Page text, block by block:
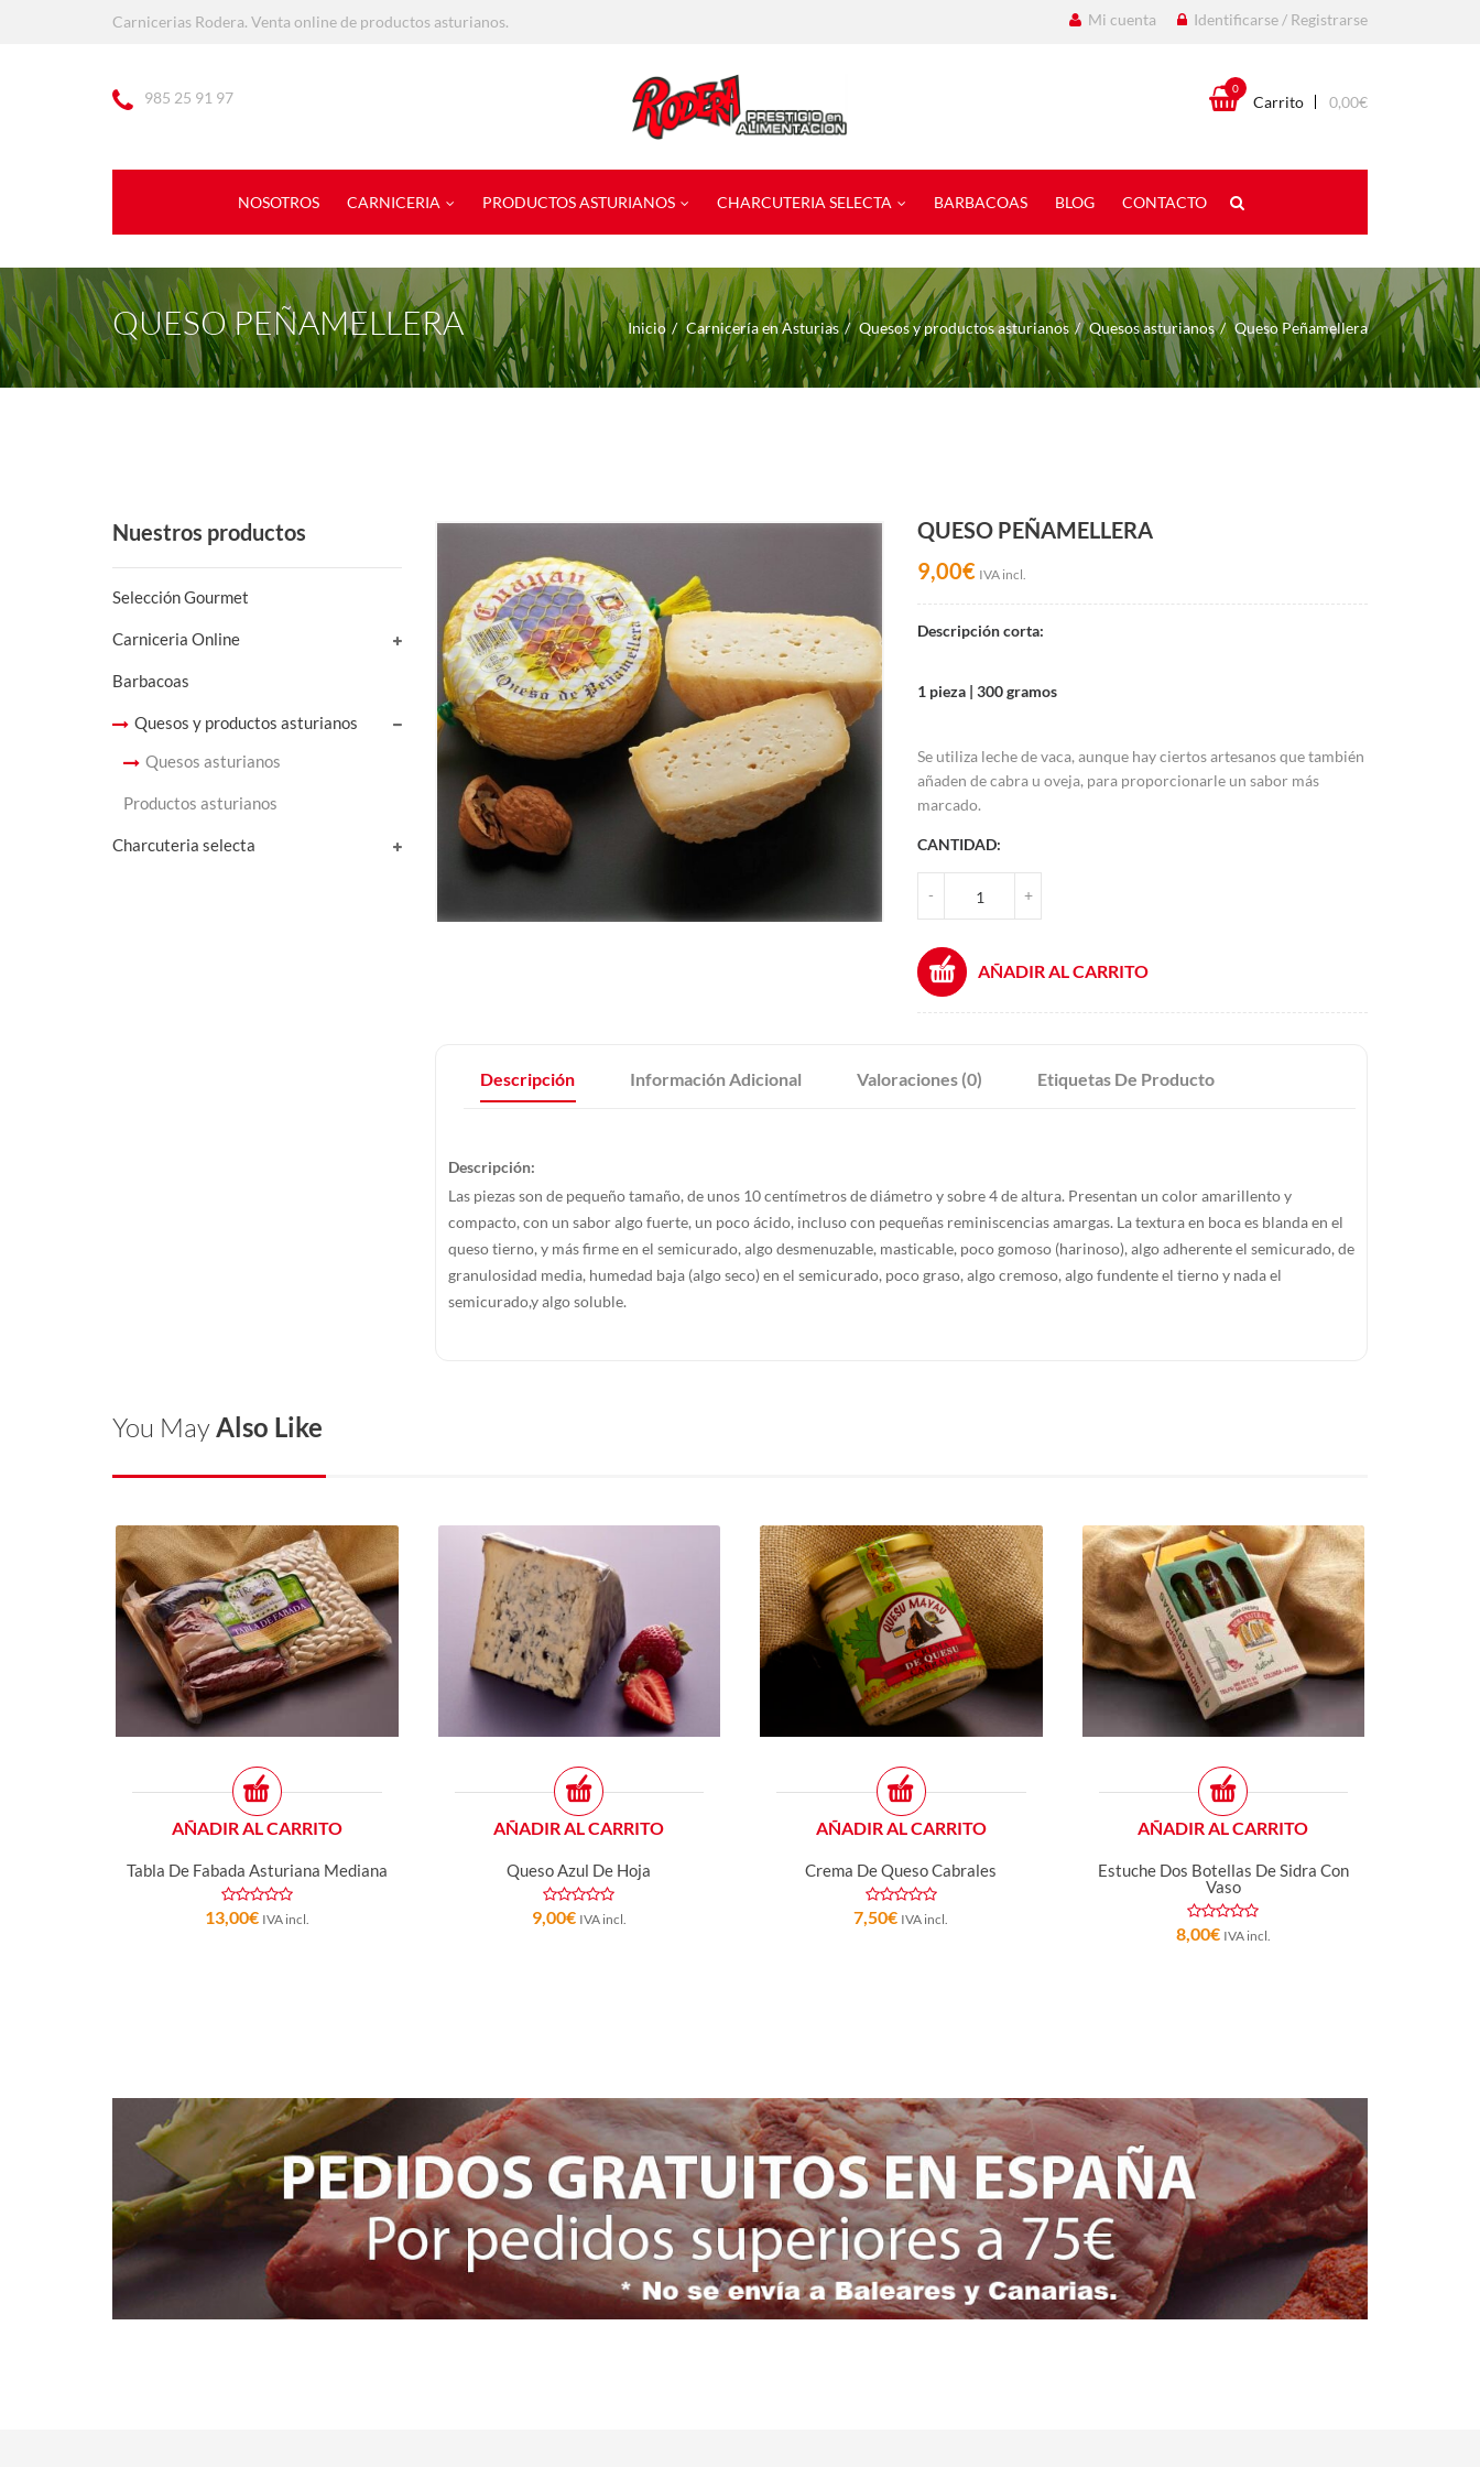
Carnicerias Rodera. Venta online de productos asturianos. Mi cuenta Identificarse / Registrarse
985 25 91 97 0
Carrito 0,00€
NOSOTROS CARNICERIA PRODUCTOS ASTURIANOS CHARCUTERIA SELECTA BARBACOAS BLOG CONTACTO
QUESO PEÑAMELLERA Inicio Carnicería en Asturias Quesos y productos asturianos Quesos asturianos Queso Peñamellera
QUESO PEÑAMELLERA
9,00€ IVA incl.
Descripción corta:
1 pieza | 300 gramos
Se utiliza leche de vaca, aunque hay ciertos artesanos que también
añaden de cabra u oveja, para proporcionarle un sabor más
marcado.
CANTIDAD:
- +
AÑADIR AL CARRITO
Descripción Información Adicional Valoraciones (0) Etiquetas De Producto
Descripción:
Las piezas son de pequeño tamaño, de unos 10 centímetros de diámetro y sobre 4 de altura. Presentan un color amarillento y
compacto, con un sabor algo fuerte, un poco ácido, incluso con pequeñas reminiscencias amargas. La textura en boca es blanda en el
queso tierno, y más firme en el semicurado, algo desmenuzable, masticable, poco gomoso (harinoso), algo adherente el semicurado, de
granulosidad media, humedad baja (algo seco) en el semicurado, poco graso, algo cremoso, algo fundente el tierno y nada el
semicurado,y algo soluble.
Nuestros productos
Selección Gourmet
Carniceria Online
Barbacoas
Quesos y productos asturianos
Quesos asturianos
Productos asturianos
Charcuteria selecta
You MayAlso Like
AÑADIR AL CARRITO
Tabla De Fabada Asturiana Mediana
13,00€ IVA incl.
AÑADIR AL CARRITO
Queso Azul De Hoja
9,00€ IVA incl.
AÑADIR AL CARRITO
Crema De Queso Cabrales
7,50€ IVA incl.
AÑADIR AL CARRITO
Estuche Dos Botellas De Sidra Con
Vaso
8,00€ IVA incl.